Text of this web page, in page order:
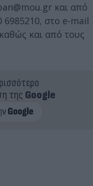
και από
στο e-mail
και από τους
της Google